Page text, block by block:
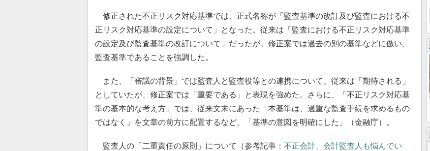
修正された不正リスク対応基準では、正式名称が「監査基準の改訂及び監査における不
正リスク対応基準の設定について」となった。従来は「監査における不正リスク対応基準
の設定及び監査基準の改訂について」だったが、修正案では過去の別の基準などに倣い、
監査基準であることを強調した。
また、「審議の背景」では監査人と監査役等との連携について、従来は「期待される」
としていたが、修正案では「重要である」と表現を強めた。さらに、「不正リスク対応基
準の基本的な考え方」では、従来文末にあった「本基準は、過重な監査手続を求めるもの
ではなく」を文章の前方に配置するなど、「基準の意図を明確にした」（金融庁）。
監査人の「二重責任の原則」について（参考記事： 不正会計、会計監査人も悩んでい